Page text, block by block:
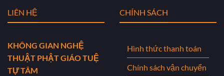
LIÊN HỆ
KHÔNG GIAN NGHỆ
THUẬT PHẬT GIÁO TUỆ
TỰ TÂM
CHÍNH SÁCH
Hình thức thanh toán
Chính sách vận chuyển